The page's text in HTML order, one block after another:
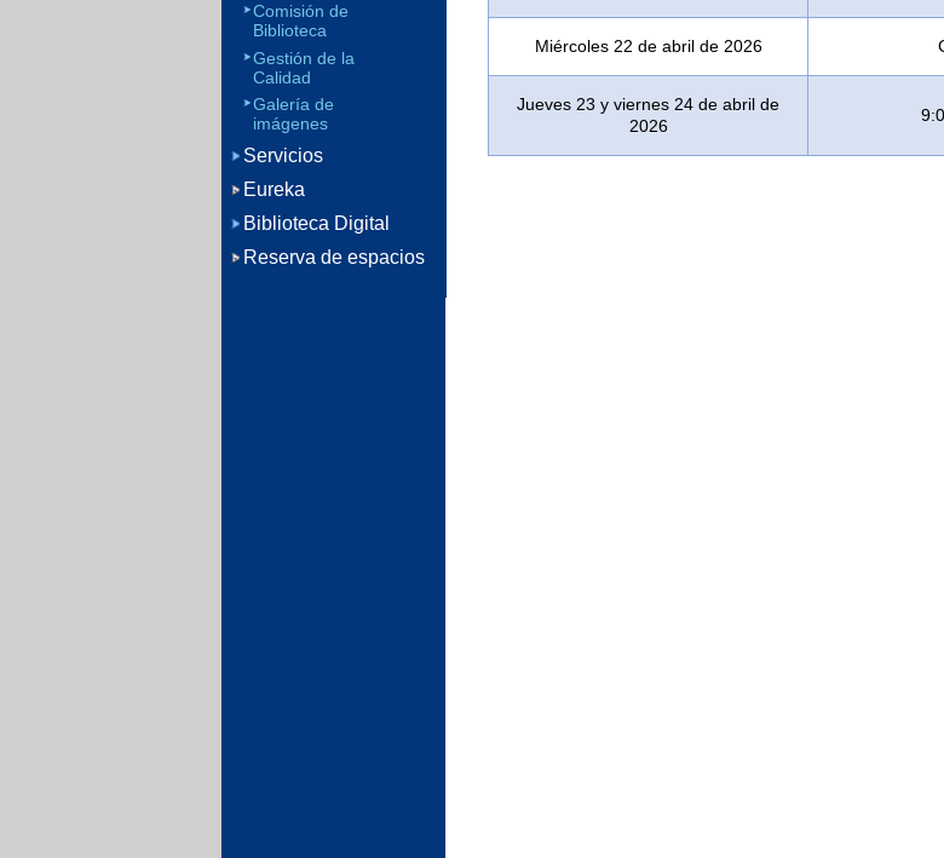
Miércoles 22 de abril de 2026
Jueves 23 y viernes 24 de abril de
2026
Comisión de
Biblioteca
Gestión de la
Calidad
Galería de
imágenes
Servicios
Eureka
Biblioteca Digital
Reserva de espacios